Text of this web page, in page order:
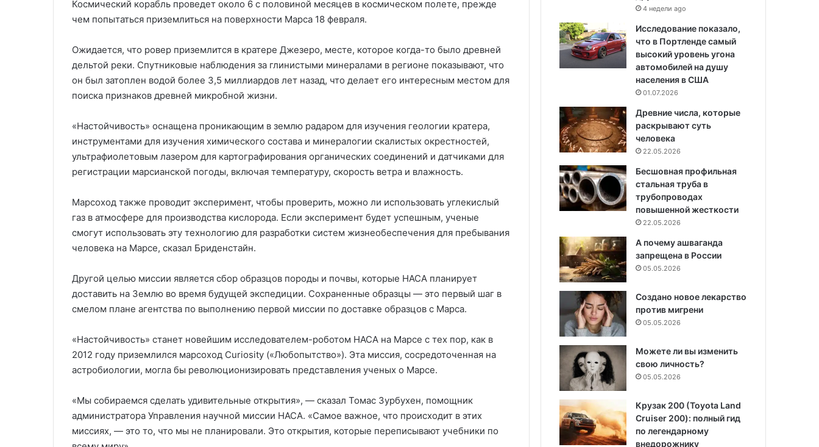
Космический корабль проведет около 6 с половиной месяцев в космическом полете, прежде
чем попытаться приземлиться на поверхности Марса 18 февраля.
Ожидается, что ровер приземлится в кратере Джезеро, месте, которое когда-то было древней
дельтой реки. Спутниковые наблюдения за глинистыми минералами в регионе показывают, что
он был затоплен водой более 3,5 миллиардов лет назад, что делает его интересным местом для
поиска признаков древней микробной жизни.
«Настойчивость» оснащена проникающим в землю радаром для изучения геологии кратера,
инструментами для изучения химического состава и минералогии скалистых окрестностей,
ультрафиолетовым лазером для картографирования органических соединений и датчиками для
регистрации марсианской погоды, включая температуру, скорость ветра и влажность.
Марсоход также проводит эксперимент, чтобы проверить, можно ли использовать углекислый
газ в атмосфере для производства кислорода. Если эксперимент будет успешным, ученые
смогут использовать эту технологию для разработки систем жизнеобеспечения для пребывания
человека на Марсе, сказал Бриденстайн.
Другой целью миссии является сбор образцов породы и почвы, которые НАСА планирует
доставить на Землю во время будущей экспедиции. Сохраненные образцы — это первый шаг в
смелом плане агентства по выполнению первой миссии по доставке образцов с Марса.
«Настойчивость» станет новейшим исследователем-роботом НАСА на Марсе с тех пор, как в
2012 году приземлился марсоход Curiosity («Любопытство»). Эта миссия, сосредоточенная на
астробиологии, могла бы революционизировать представления ученых о Марсе.
«Мы собираемся сделать удивительные открытия», — сказал Томас Зурбухен, помощник
администратора Управления научной миссии НАСА. «Самое важное, что происходит в этих
миссиях, — это то, что мы не планировали. Это открытия, которые переписывают учебники по
4 недели ago
Исследование показало,
что в Портленде самый
высокий уровень угона
автомобилей на душу
населения в США
01.07.2026
Древние числа, которые
раскрывают суть
человека
22.05.2026
Бесшовная профильная
стальная труба в
трубопроводах
повышенной жесткости
22.05.2026
А почему ашваганда
запрещена в России
05.05.2026
Создано новое лекарство
против мигрени
05.05.2026
Можете ли вы изменить
свою личность?
05.05.2026
Крузак 200 (Toyota Land
Cruiser 200): полный гид
по легендарному
внедорожнику